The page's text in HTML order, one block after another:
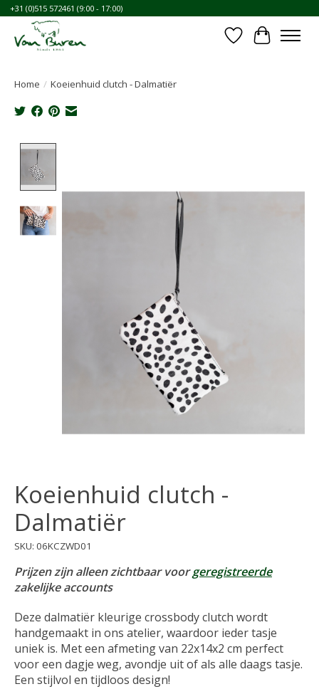
+31 (0)515 572461 (9:00 - 17:00)
Verlanglijst
Home / Koeienhuid clutch - Dalmatiër
Koeienhuid clutch -
Dalmatiër
SKU: 06KCZWD01
Prijzen zijn alleen zichtbaar voorgeregistreerde
zakelijke accounts
Deze dalmatiër kleurige crossbody clutch wordt
handgemaakt in ons atelier, waardoor ieder tasje
uniek is. Met een afmeting van 22x14x2 cm perfect
voor een dagje weg, avondje uit of als alle daags tasje.
Een stijlvol en tijdloos design!